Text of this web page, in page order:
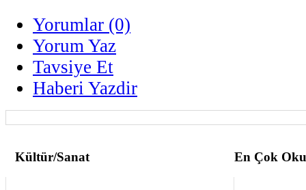
Yorumlar (0)
Yorum Yaz
Tavsiye Et
Haberi Yazdir
Kültür/Sanat En Çok